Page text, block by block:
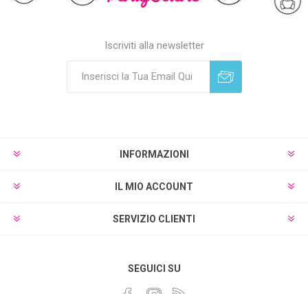
Iscriviti alla newsletter
INFORMAZIONI
IL MIO ACCOUNT
SERVIZIO CLIENTI
SEGUICI SU